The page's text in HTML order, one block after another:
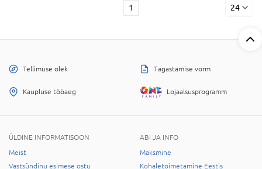
1 24
Tellimuse olek Tagastamise vorm
Kaupluse tööaeg Lojaalsusprogramm
ÜLDINE INFORMATISOON
Meist
Vastsündinu esimese ostu
ABI JA INFO
Maksmine
Kohaletoimetamine Eestis